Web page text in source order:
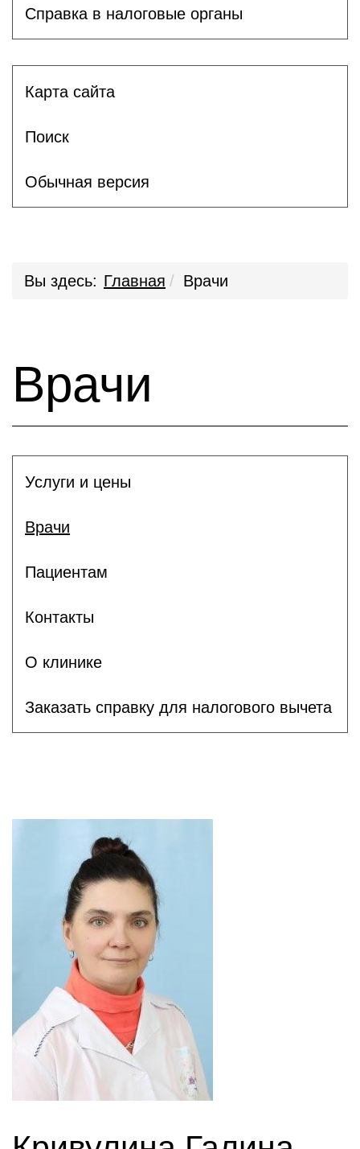
Справка в налоговые органы
Карта сайта
Поиск
Обычная версия
Вы здесь: Главная Врачи
Врачи
Услуги и цены
Врачи
Пациентам
Контакты
О клинике
Заказать справку для налогового вычета